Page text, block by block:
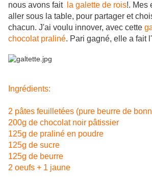
nous avons fait
la galette de rois!. Mes
aller sous la table, pour partager et
chacun. J'ai voulu innover, avec cette
chocolat praliné. Pari gagné, elle a fait
Ingrédients:
2 pâtes feuilletées (pure beurre de
200g de chocolat noir pâtissier
125g de praliné en poudre
125g de sucre
125g de beurre
2 oeufs + 1 jaune